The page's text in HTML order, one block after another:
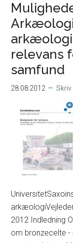
relevans
samfund
28.08.2012
2012 Indledning
om bronzecelte